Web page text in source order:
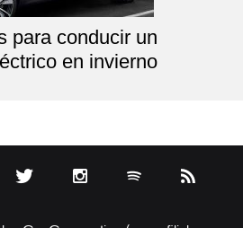
para conducir un
en invierno